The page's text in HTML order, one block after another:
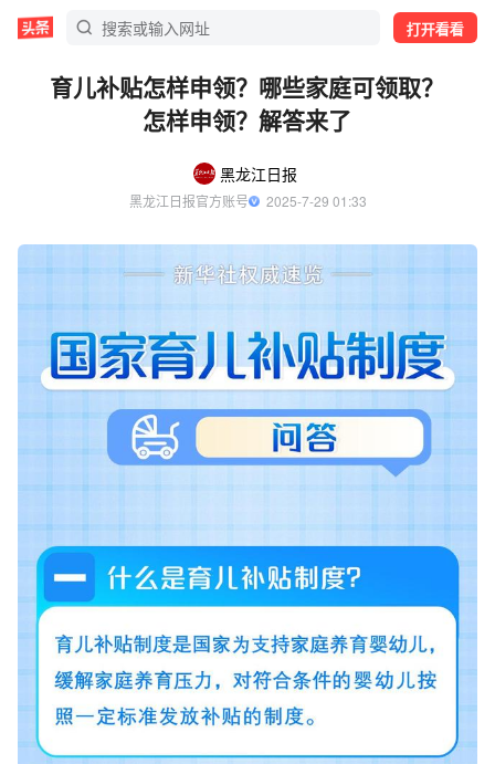
打开看看
育儿补贴怎样申领？哪些家庭可领取？
怎样申领？解答来了
黑龙江日报
黑龙江日报官方账号
  2025-7-29 01:33